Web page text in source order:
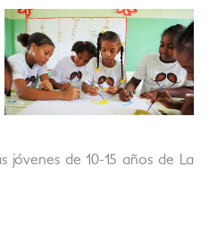
jóvenes de 10-15 años de La